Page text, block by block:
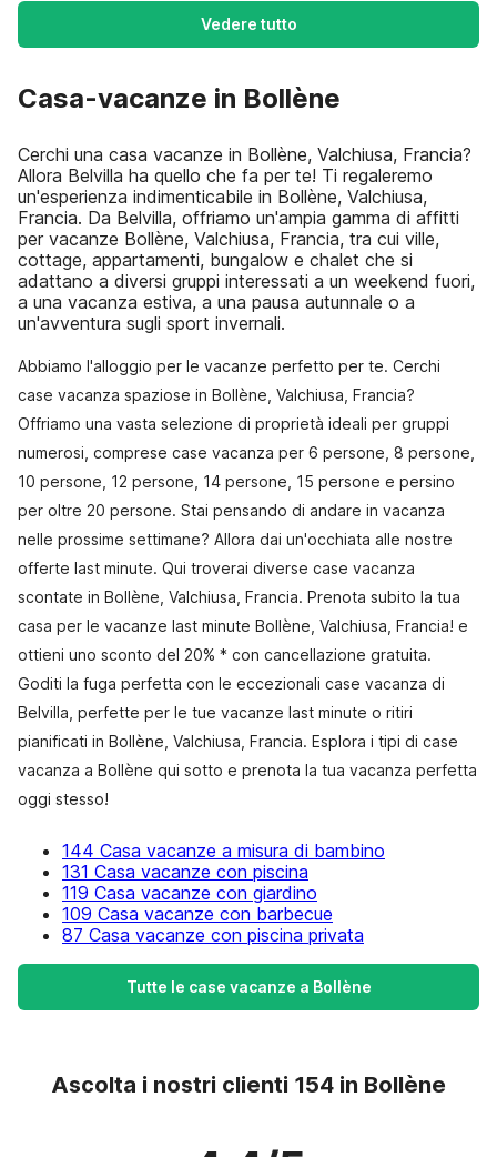
Vedere tutto
Casa-vacanze in Bollène
Cerchi una casa vacanze in Bollène, Valchiusa, Francia?
Allora Belvilla ha quello che fa per te! Ti regaleremo
un'esperienza indimenticabile in Bollène, Valchiusa,
Francia. Da Belvilla, offriamo un'ampia gamma di affitti
per vacanze Bollène, Valchiusa, Francia, tra cui ville,
cottage, appartamenti, bungalow e chalet che si
adattano a diversi gruppi interessati a un weekend fuori,
a una vacanza estiva, a una pausa autunnale o a
un'avventura sugli sport invernali.
Abbiamo l'alloggio per le vacanze perfetto per te. Cerchi
case vacanza spaziose in Bollène, Valchiusa, Francia?
Offriamo una vasta selezione di proprietà ideali per gruppi
numerosi, comprese case vacanza per 6 persone, 8 persone,
10 persone, 12 persone, 14 persone, 15 persone e persino
per oltre 20 persone. Stai pensando di andare in vacanza
nelle prossime settimane? Allora dai un'occhiata alle nostre
offerte last minute. Qui troverai diverse case vacanza
scontate in Bollène, Valchiusa, Francia. Prenota subito la tua
casa per le vacanze last minute Bollène, Valchiusa, Francia! e
ottieni uno sconto del 20% * con cancellazione gratuita.
Goditi la fuga perfetta con le eccezionali case vacanza di
Belvilla, perfette per le tue vacanze last minute o ritiri
pianificati in Bollène, Valchiusa, Francia. Esplora i tipi di case
vacanza a Bollène qui sotto e prenota la tua vacanza perfetta
oggi stesso!
144 Casa vacanze a misura di bambino
131 Casa vacanze con piscina
119 Casa vacanze con giardino
109 Casa vacanze con barbecue
87 Casa vacanze con piscina privata
Tutte le case vacanze a Bollène
Ascolta i nostri clienti 154 in Bollène